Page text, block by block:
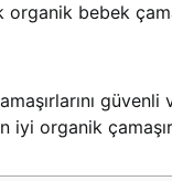
organik bebek
iyi organik